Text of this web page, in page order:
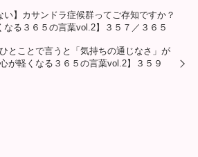
】カサンドラ症候群ってご存知ですか？
なる３６５の言葉vol.2】３５７／３６５
とことで言うと「気持ちの通じなさ」が
が軽くなる３６５の言葉vol.2】３５９